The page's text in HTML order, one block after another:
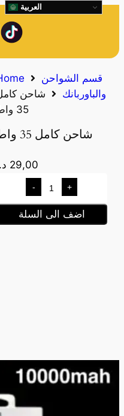
قسم الشواحن
والباوربانك
شاحن
35 واط
شاحن كامل 35 واط
29,00
- +
اضف الى السلة
العربية